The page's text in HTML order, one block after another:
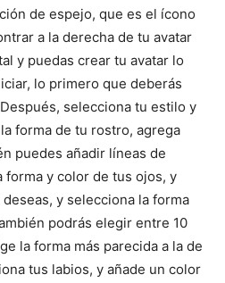
de espejo, que es el ícono
a la derecha de tu avatar
y puedas crear tu avatar lo
lo primero que deberás
selecciona tu estilo y
forma de tu rostro, agrega
puedes añadir líneas de
y color de tus ojos, y
y selecciona la forma
podrás elegir entre 10
la forma más parecida a la de
tus labios, y añade un color